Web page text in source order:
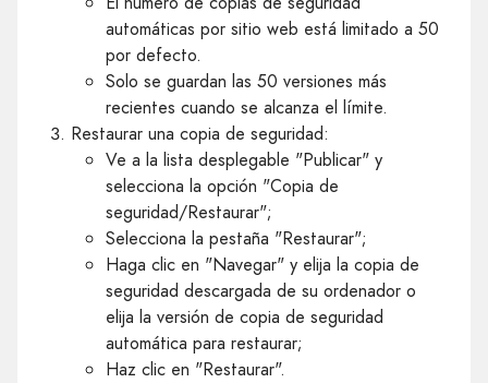
automáticas por sitio web está limitado a 50
por defecto.
Solo se guardan las 50 versiones más
recientes cuando se alcanza el límite.
Restaurar una copia de seguridad:
Ve a la lista desplegable "Publicar" y
selecciona la opción "Copia de
seguridad/Restaurar";
Selecciona la pestaña "Restaurar";
Haga clic en "Navegar" y elija la copia de
seguridad descargada de su ordenador o
elija la versión de copia de seguridad
automática para restaurar;
Haz clic en "Restaurar".